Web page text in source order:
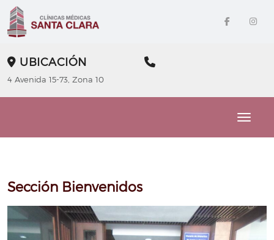
UBICACIÓN
4 Avenida 15-73, Zona 10
Sección Bienvenidos